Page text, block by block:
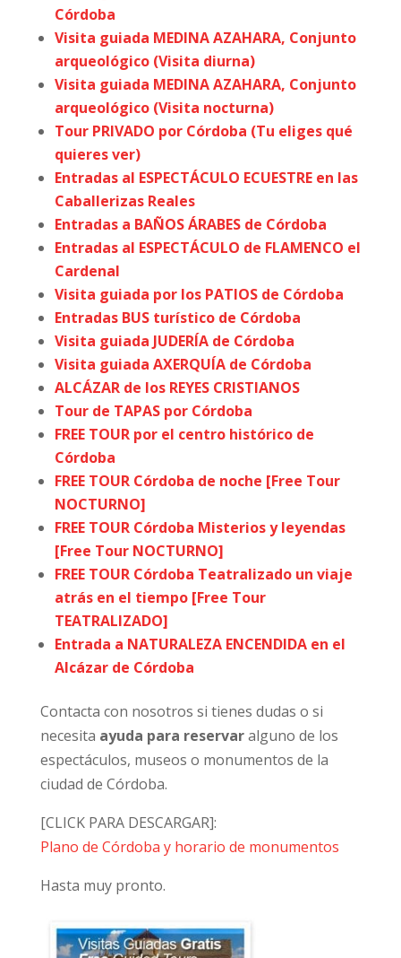
Córdoba
Visita guiada MEDINA AZAHARA, Conjunto
arqueológico (Visita diurna)
Visita guiada MEDINA AZAHARA, Conjunto
arqueológico (Visita nocturna)
Tour PRIVADO por Córdoba (Tu eliges qué
quieres ver)
Entradas al ESPECTÁCULO ECUESTRE en las
Caballerizas Reales
Entradas a BAÑOS ÁRABES de Córdoba
Entradas al ESPECTÁCULO de FLAMENCO el
Cardenal
Visita guiada por los PATIOS de Córdoba
Entradas BUS turístico de Córdoba
Visita guiada JUDERÍA de Córdoba
Visita guiada AXERQUÍA de Córdoba
ALCÁZAR de los REYES CRISTIANOS
Tour de TAPAS por Córdoba
FREE TOUR por el centro histórico de
Córdoba
FREE TOUR Córdoba de noche [Free Tour
NOCTURNO]
FREE TOUR Córdoba Misterios y leyendas
[Free Tour NOCTURNO]
FREE TOUR Córdoba Teatralizado un viaje
atrás en el tiempo [Free Tour
TEATRALIZADO]
Entrada a NATURALEZA ENCENDIDA en el
Alcázar de Córdoba
Contacta con nosotros si tienes dudas o si
necesita ayuda para reservaralguno de los
espectáculos, museos o monumentos de la
ciudad de Córdoba.
[CLICK PARA DESCARGAR]:
Plano de Córdoba y horario de monumentos
Hasta muy pronto.